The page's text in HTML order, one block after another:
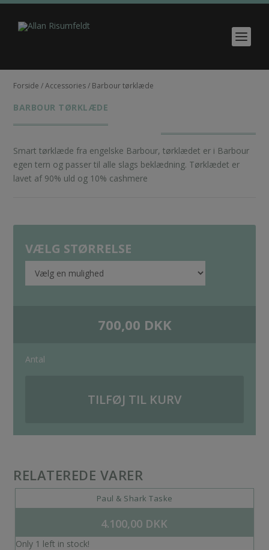
Forside /Accessories/ Barbour tørklæde
BARBOUR TØRKLÆDE
Smart tørklæde fra engelske Barbour, tørklædet er i Barbour
egen tern og passer til alle slags beklædning. Tørklædet er
lavet af 90% uld og 10% cashmere
VÆLG STØRRELSE
700,00 DKK
Antal
TILFØJ TIL KURV
RELATEREDE VARER
Paul & Shark Taske
4.100,00 DKK
Only 1 left in stock!